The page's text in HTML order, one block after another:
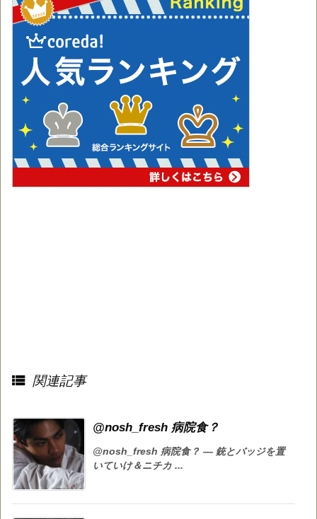
 関連記事
@nosh_fresh 病院食？
@nosh_fresh 病院食？ — 銃とバッジを置
いていけ＆ニチカ ...